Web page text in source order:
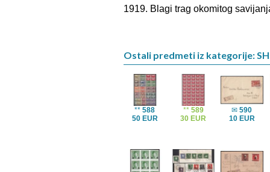
1919. Blagi trag okomitog
Ostali predmeti iz kategorije:
**588
50 EUR
** 589
30 EUR
✉590
10 EUR